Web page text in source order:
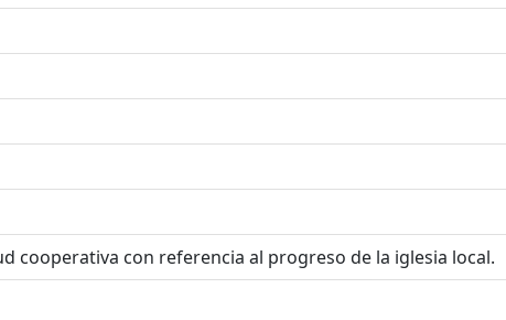
cooperativa con referencia al progreso de la iglesia local.